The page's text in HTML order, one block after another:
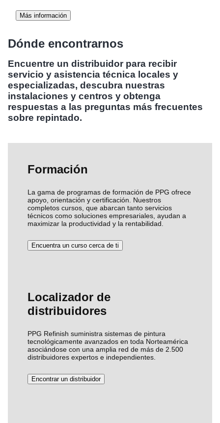
Más información
Dónde encontrarnos
Encuentre un distribuidor para recibir
servicio y asistencia técnica locales y
especializadas, descubra nuestras
instalaciones y centros y obtenga
respuestas a las preguntas más frecuentes
sobre repintado.
Formación
La gama de programas de formación de PPG ofrece
apoyo, orientación y certificación. Nuestros
completos cursos, que abarcan tanto servicios
técnicos como soluciones empresariales, ayudan a
maximizar la productividad y la rentabilidad.
Encuentra un curso cerca de ti
Localizador de
distribuidores
PPG Refinish suministra sistemas de pintura
tecnológicamente avanzados en toda Norteamérica
asociándose con una amplia red de más de 2.500
distribuidores expertos e independientes.
Encontrar un distribuidor